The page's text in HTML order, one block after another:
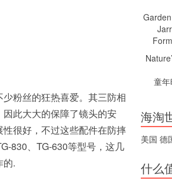
粉丝的狂热喜爱。其三防相
此大大的保障了镜头的安
很好，不过这些配件在防摔
830、TG-630等型号，这几
的.
童
海淘
美国 德
什么